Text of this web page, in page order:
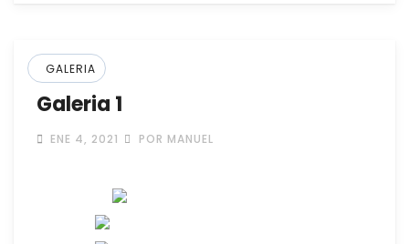
GALERIA
Galeria 1
ENE 4, 2021 POR MANUEL